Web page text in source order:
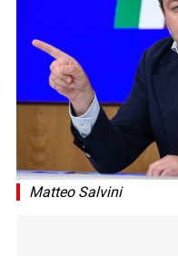
Matteo Salvini